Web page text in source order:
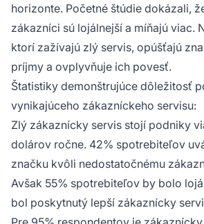
horizonte. Početné štúdie dokázali,
zákazníci sú lojálnejší a míňajú viac.
ktorí zažívajú zlý servis, opúšťajú
príjmy a ovplyvňuje ich povesť.
Štatistiky demonštrujúce dôležitosť
vynikajúceho zákazníckeho servisu:
Zlý zákaznícky servis stojí podniky
dolárov ročne. 42% spotrebiteľov
značku kvôli nedostatočnému
Avšak 55% spotrebiteľov by bolo
bol poskytnutý lepší zákaznícky